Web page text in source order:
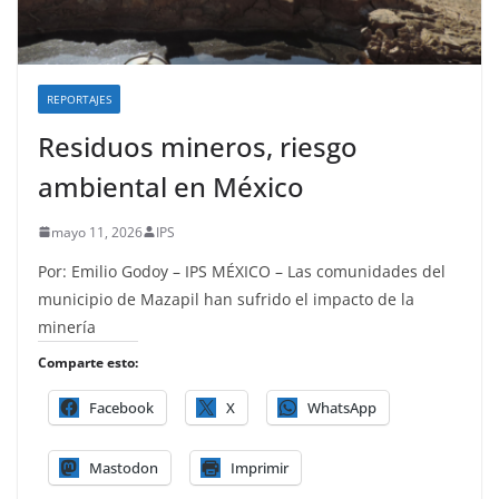
REPORTAJES
Residuos mineros, riesgo
ambiental en México
mayo 11, 2026 IPS
Por: Emilio Godoy – IPS MÉXICO – Las comunidades del
municipio de Mazapil han sufrido el impacto de la
minería
Comparte esto:
Facebook X WhatsApp
Mastodon Imprimir